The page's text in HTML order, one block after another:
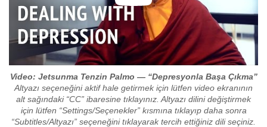
Video: Jetsunma Tenzin Palmo — “Depresyonla Başa Çıkma”
Altyazı seçeneğini aktif hale getirmek için lütfen video ekranının
alt sağındaki “CC” ibaresine tıklayınız. Altyazı dilini değiştirmek
için lütfen “Settings/Seçenekler” kısmına tıklayıp daha sonra
“Subtitles/Altyazı” seçeneğini tıklayarak tercih ettiğiniz dili seçiniz.